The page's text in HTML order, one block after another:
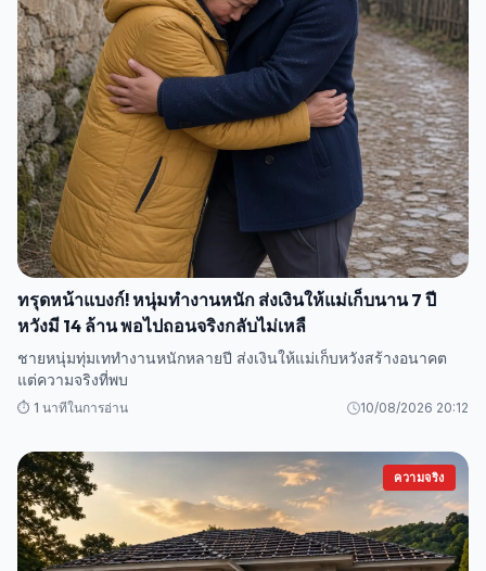
ทรุดหน้าแบงก์! หนุ่มทำงานหนัก ส่งเงินให้แม่เก็บนาน 7 ปี
หวังมี 14 ล้าน พอไปถอนจริงกลับไม่เหลื
ชายหนุ่มทุ่มเททำงานหนักหลายปี ส่งเงินให้แม่เก็บหวังสร้างอนาคต
แต่ความจริงที่พบ
⏱️ 1 นาทีในการอ่าน 10/08/2026 20:12
ความจริง